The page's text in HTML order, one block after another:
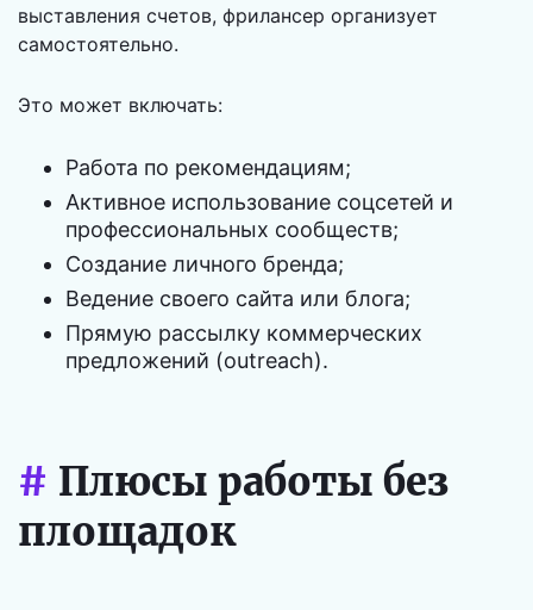
выставления счетов, фрилансер организует
самостоятельно.
Это может включать:
Работа по рекомендациям;
Активное использование соцсетей и
профессиональных сообществ;
Создание личного бренда;
Ведение своего сайта или блога;
Прямую рассылку коммерческих
предложений (outreach).
# Плюсы работы без
площадок